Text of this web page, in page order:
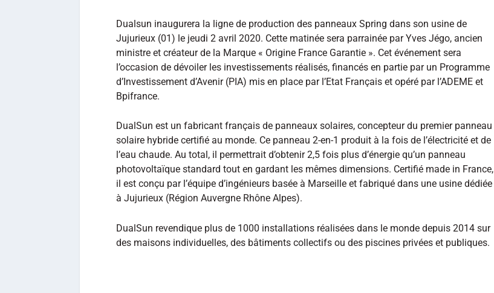
Dualsun inaugurera la ligne de production des panneaux Spring dans son usine de
Jujurieux (01) le jeudi 2 avril 2020. Cette matinée sera parrainée par Yves Jégo, ancien
ministre et créateur de la Marque « Origine France Garantie ». Cet événement sera
l’occasion de dévoiler les investissements réalisés, financés en partie par un Programme
d’Investissement d’Avenir (PIA) mis en place par l’Etat Français et opéré par l’ADEME et
Bpifrance.
DualSun est un fabricant français de panneaux solaires, concepteur du premier panneau
solaire hybride certifié au monde. Ce panneau 2-en-1 produit à la fois de l’électricité et de
l’eau chaude. Au total, il permettrait d’obtenir 2,5 fois plus d’énergie qu’un panneau
photovoltaïque standard tout en gardant les mêmes dimensions. Certifié made in France,
il est conçu par l’équipe d’ingénieurs basée à Marseille et fabriqué dans une usine dédiée
à Jujurieux (Région Auvergne Rhône Alpes).
DualSun revendique plus de 1000 installations réalisées dans le monde depuis 2014 sur
des maisons individuelles, des bâtiments collectifs ou des piscines privées et publiques.